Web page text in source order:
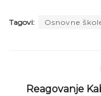
Tagovi: Osnovne
Reagovanje